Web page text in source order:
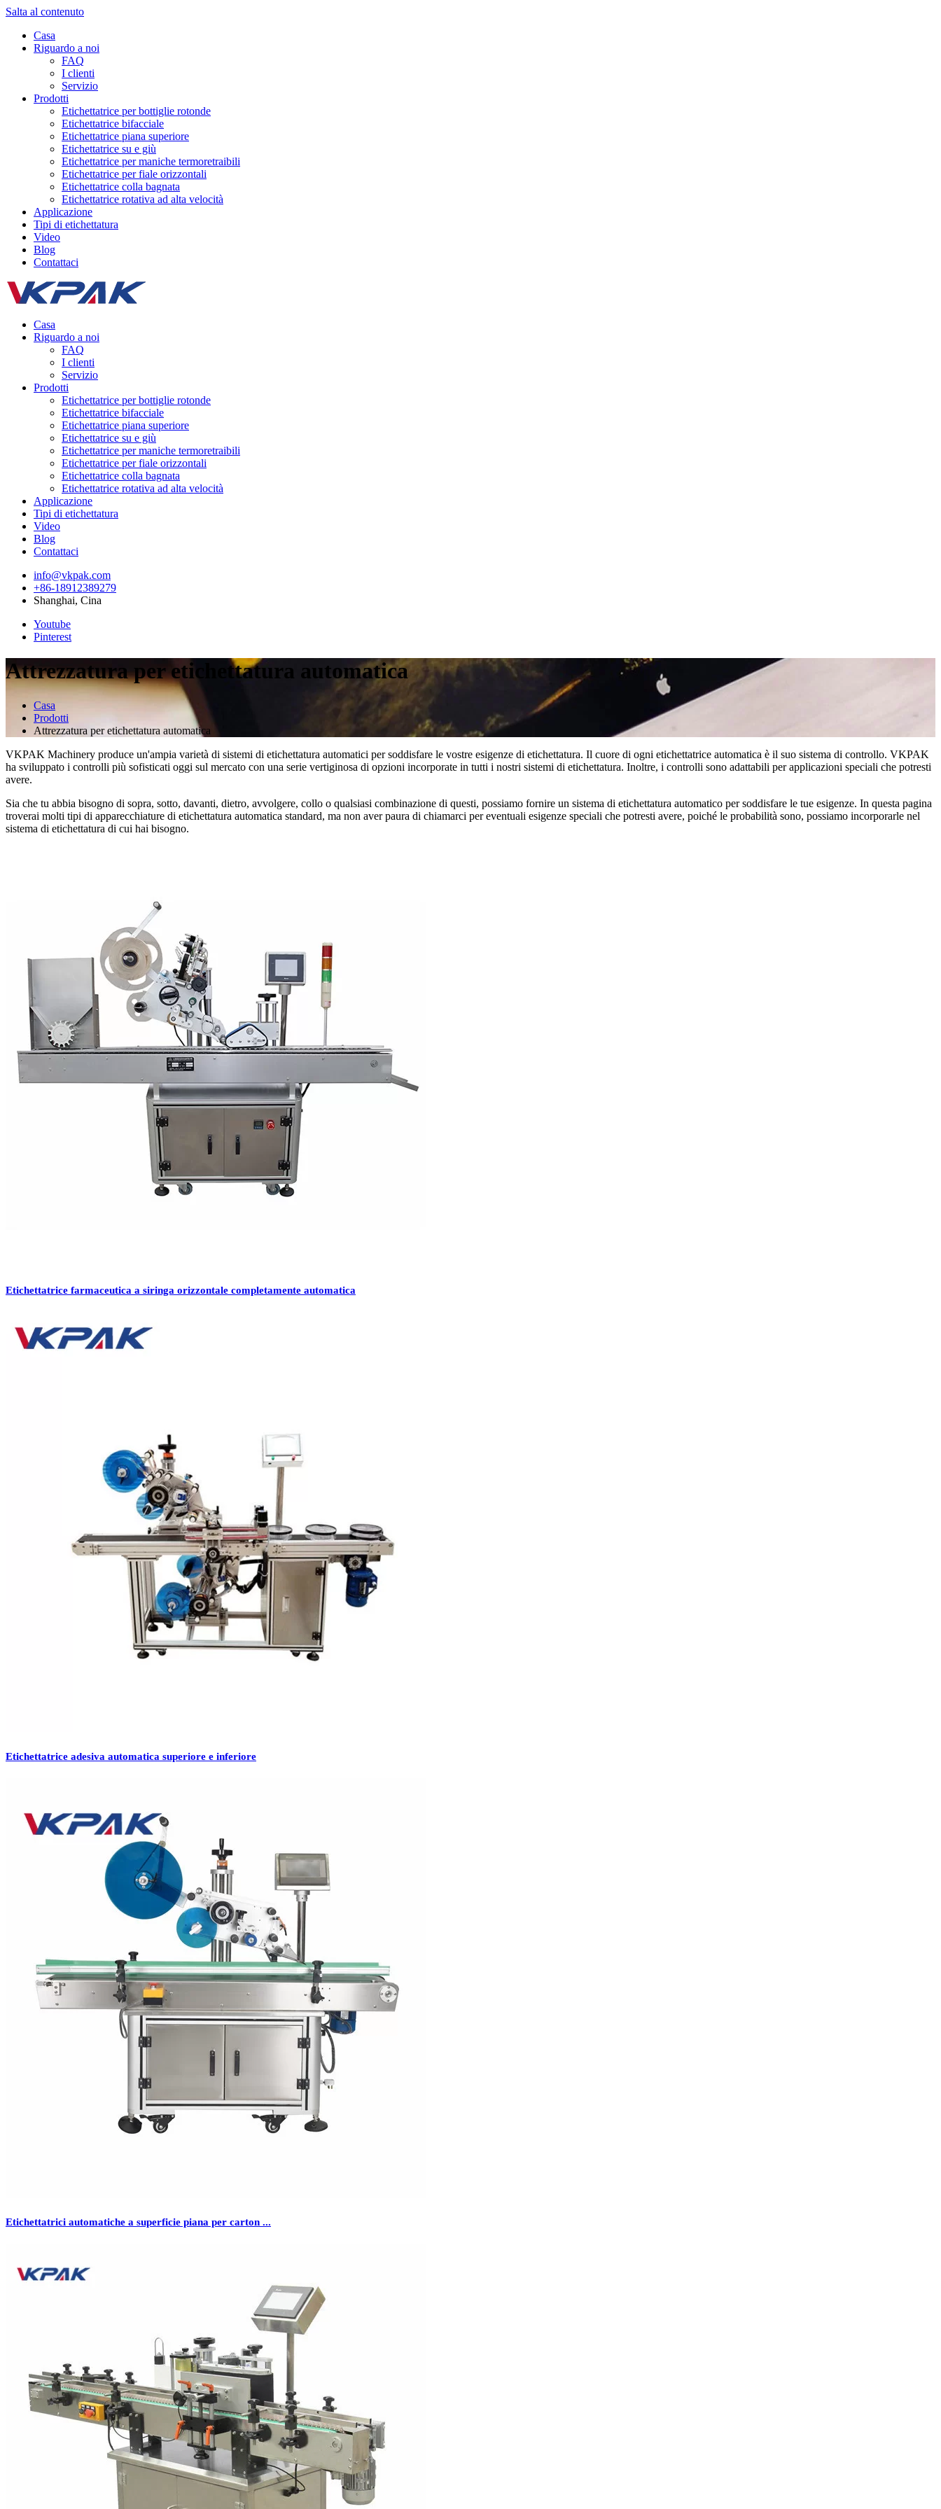
Salta al contenuto
Casa
Riguardo a noi
FAQ
I clienti
Servizio
Prodotti
Etichettatrice per bottiglie rotonde
Etichettatrice bifacciale
Etichettatrice piana superiore
Etichettatrice su e giù
Etichettatrice per maniche termoretraibili
Etichettatrice per fiale orizzontali
Etichettatrice colla bagnata
Etichettatrice rotativa ad alta velocità
Applicazione
Tipi di etichettatura
Video
Blog
Contattaci
Casa
Riguardo a noi
FAQ
I clienti
Servizio
Prodotti
Etichettatrice per bottiglie rotonde
Etichettatrice bifacciale
Etichettatrice piana superiore
Etichettatrice su e giù
Etichettatrice per maniche termoretraibili
Etichettatrice per fiale orizzontali
Etichettatrice colla bagnata
Etichettatrice rotativa ad alta velocità
Applicazione
Tipi di etichettatura
Video
Blog
Contattaci
info@vkpak.com
+86-18912389279
Shanghai, Cina
Youtube
Pinterest
Attrezzatura per etichettatura automatica
Casa
Prodotti
Attrezzatura per etichettatura automatica
VKPAK Machinery produce un'ampia varietà di sistemi di etichettatura automatici per soddisfare le vostre esigenze di etichettatura. Il cuore di ogni etichettatrice automatica è il suo sistema di controllo. VKPAK
ha sviluppato i controlli più sofisticati oggi sul mercato con una serie vertiginosa di opzioni incorporate in tutti i nostri sistemi di etichettatura. Inoltre, i controlli sono adattabili per applicazioni speciali che potresti
avere.
Sia che tu abbia bisogno di sopra, sotto, davanti, dietro, avvolgere, collo o qualsiasi combinazione di questi, possiamo fornire un sistema di etichettatura automatico per soddisfare le tue esigenze. In questa pagina
troverai molti tipi di apparecchiature di etichettatura automatica standard, ma non aver paura di chiamarci per eventuali esigenze speciali che potresti avere, poiché le probabilità sono, possiamo incorporarle nel
sistema di etichettatura di cui hai bisogno.
Etichettatrice farmaceutica a siringa orizzontale completamente automatica
Etichettatrice adesiva automatica superiore e inferiore
Etichettatrici automatiche a superficie piana per carton ...